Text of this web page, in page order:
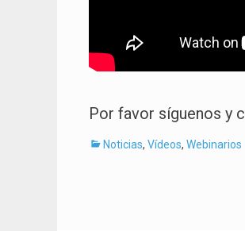
Por favor síguenos y
Categorías
Noticias, Vídeos, Webinarios